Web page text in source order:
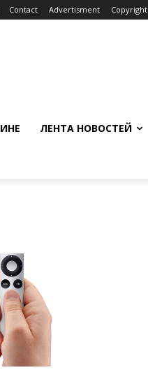
Contact Advertisment
ЛЕНТА НОВОСТЕЙ